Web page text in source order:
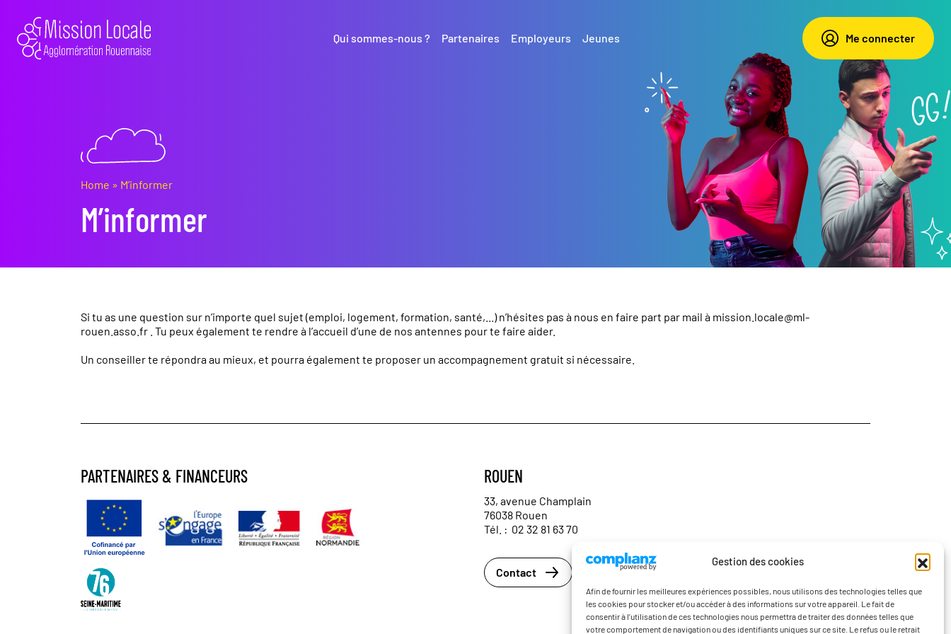
Gestion des cookies
Afin de fournir les meilleures expériences possibles, nous utilisons des technologies telles que
les cookies pour stocker et/ou accéder à des informations sur votre appareil. Le fait de
consentir à l’utilisation de ces technologies nous permettra de traiter des données telles que
votre comportement de navigation ou des identifiants uniques sur ce site. Le refus ou le retrait
Me connecter
Qui sommes-nous ? Partenaires Employeurs Jeunes
Home » M’informer
M’informer
Si tu as une question sur n’importe quel sujet (emploi, logement, formation, santé,...) n’hésites pas à nous en faire part par mail à mission.locale@ml-
rouen.asso.fr . Tu peux également te rendre à l’accueil d’une de nos antennes pour te faire aider.
Un conseiller te répondra au mieux, et pourra également te proposer un accompagnement gratuit si nécessaire.
PARTENAIRES & FINANCEURS ROUEN
33, avenue Champlain
76038 Rouen
Tél. : 02 32 81 63 70
Contact